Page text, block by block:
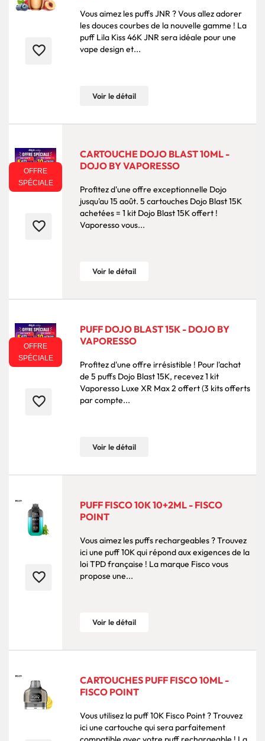
favorite_border
Vous aimez les puffs JNR ? Vous allez adorer
les douces courbes de la nouvelle gamme ! La
puff Lila Kiss 46K JNR sera idéale pour une
vape design et...
Voir le détail
OFFRE
SPÉCIALE
favorite_border
CARTOUCHE DOJO BLAST 10ML -
DOJO BY VAPORESSO
Profitez d'une offre exceptionnelle Dojo
jusqu'au 15 août. 5 cartouches Dojo Blast 15K
achetées = 1 kit Dojo Blast 15K offert !
Vaporesso vous...
Voir le détail
OFFRE
SPÉCIALE
favorite_border
PUFF DOJO BLAST 15K - DOJO BY
VAPORESSO
Profitez d'une offre irrésistible ! Pour l'achat
de 5 puffs Dojo Blast 15K, recevez 1 kit
Vaporesso Luxe XR Max 2 offert (3 kits offerts
par compte...
Voir le détail
favorite_border
PUFF FISCO 10K 10+2ML - FISCO
POINT
Vous aimez les puffs rechargeables ? Trouvez
ici une puff 10K qui répond aux exigences de la
loi TPD française ! La marque Fisco vous
propose une...
Voir le détail
CARTOUCHES PUFF FISCO 10ML -
FISCO POINT
Vous utilisez la puff 10K Fisco Point ? Trouvez
ici une cartouche qui sera parfaitement